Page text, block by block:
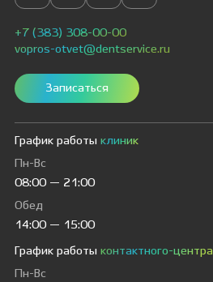
+7 (383) 308-00-00
vopros-otvet@dentservice.ru
Записаться
График работы клиник
Пн-Вс
08:00 — 21:00
Обед
14:00 — 15:00
График работы контактного-центра
Пн-Вс